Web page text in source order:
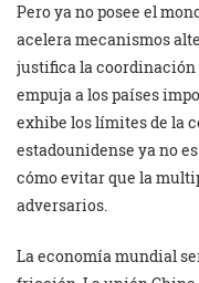
Pero ya no posee el
acelera mecanismos
justifica la
empuja a los países
exhibe los límites de la
estadounidense ya no
cómo evitar que la
adversarios.
La economía mundial